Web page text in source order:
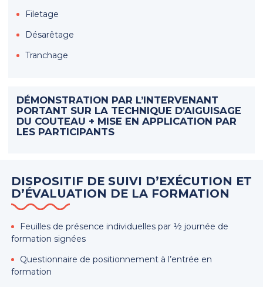
Filetage
Désarêtage
Tranchage
DÉMONSTRATION PAR L’INTERVENANT
PORTANT SUR LA TECHNIQUE D’AIGUISAGE
DU COUTEAU + MISE EN APPLICATION PAR
LES PARTICIPANTS
DISPOSITIF DE SUIVI D’EXÉCUTION ET
D’ÉVALUATION DE LA FORMATION
Feuilles de présence individuelles par ½ journée de
formation signées
Questionnaire de positionnement à l’entrée en
formation